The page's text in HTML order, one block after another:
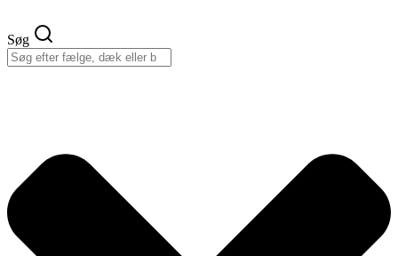
indhold
Søg